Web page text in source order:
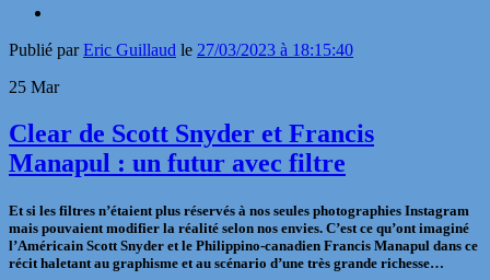
Publié parEric Guillaud le 27/03/2023 à 18:15:40
25 Mar
Clear de Scott Snyder et Francis
Manapul : un futur avec filtre
Et si les filtres n’étaient plus réservés à nos seules photographies Instagram
mais pouvaient modifier la réalité selon nos envies. C’est ce qu’ont imaginé
l’Américain Scott Snyder et le Philippino-canadien Francis Manapul dans ce
récit haletant au graphisme et au scénario d’une très grande richesse…